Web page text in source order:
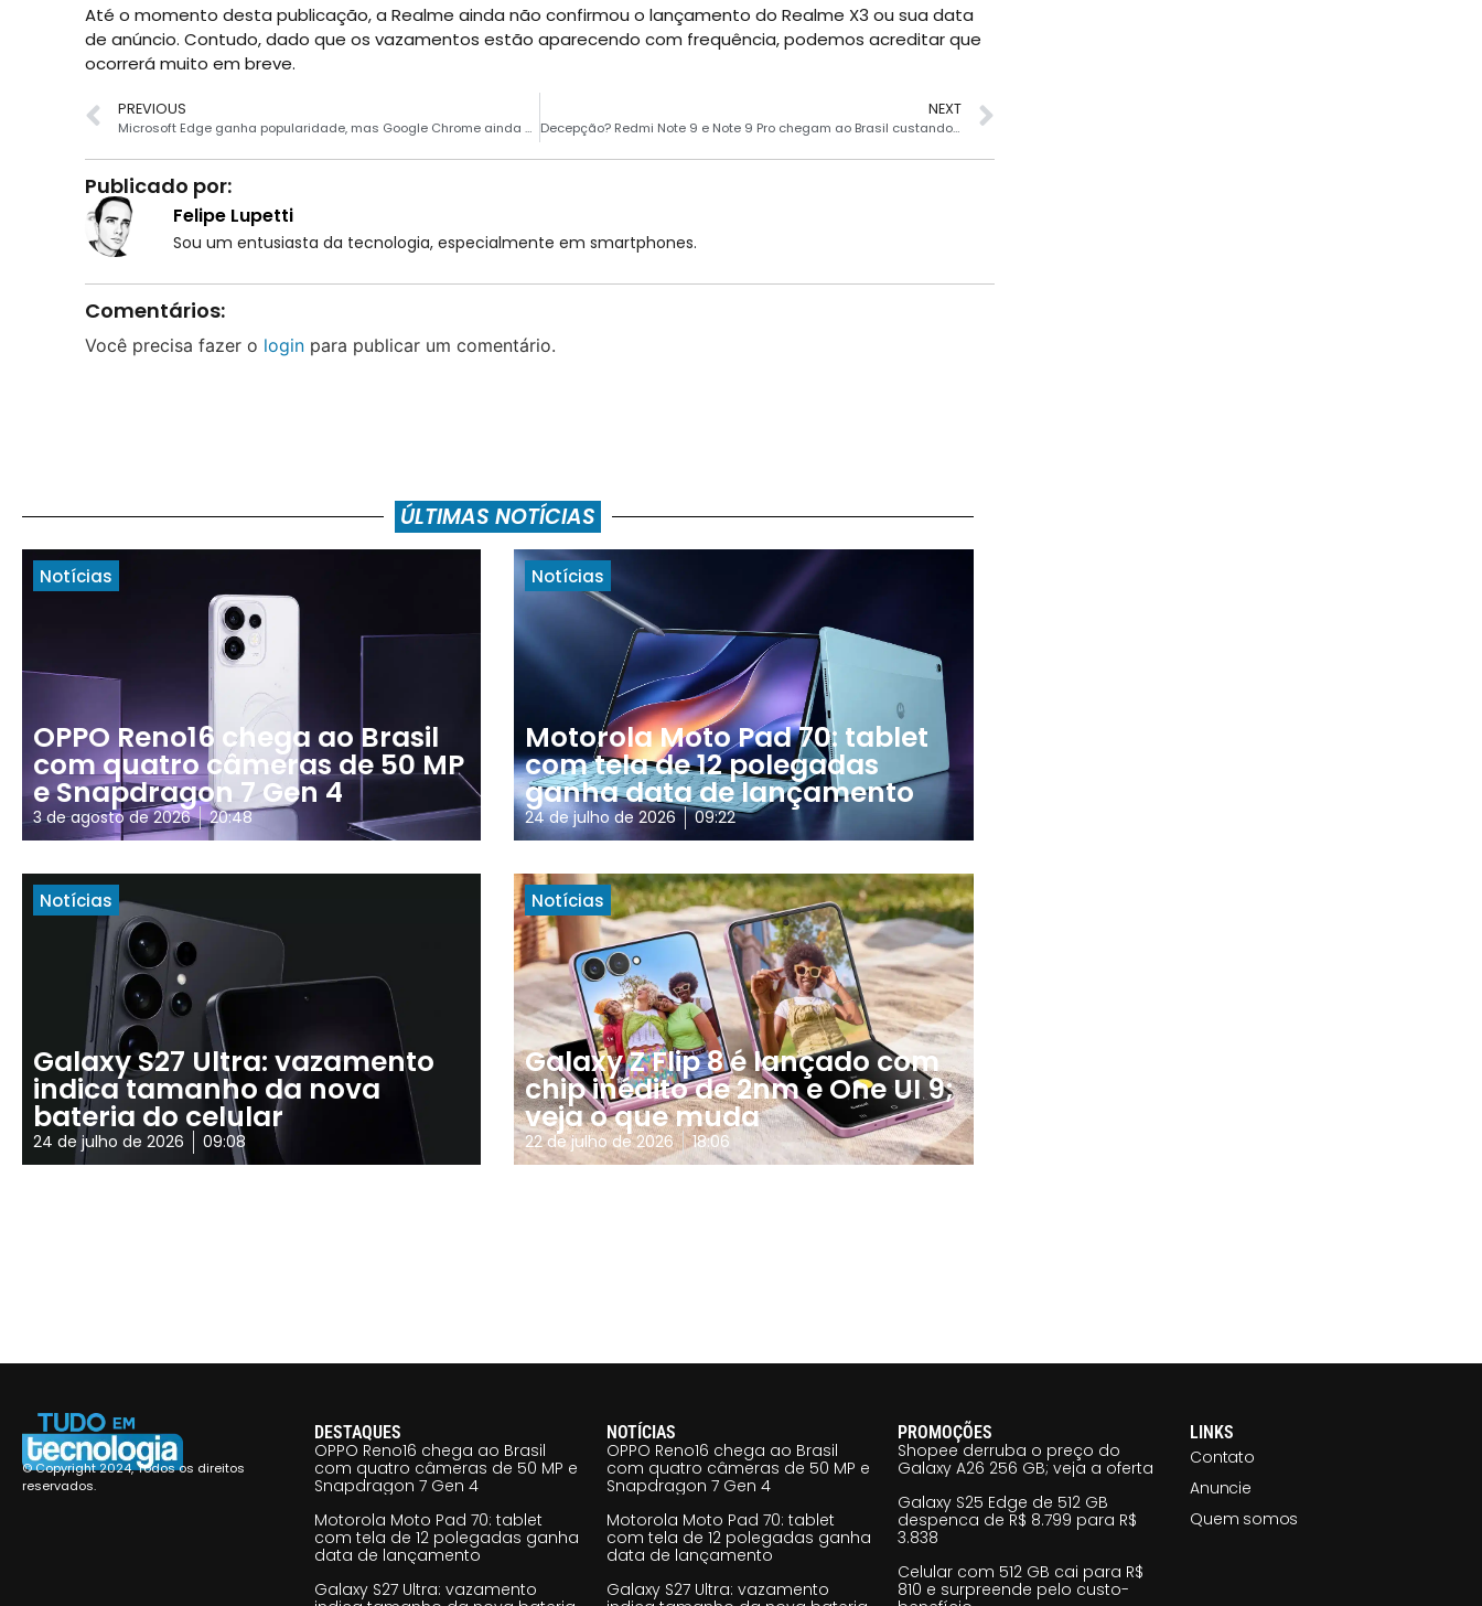
Até o momento desta publicação, a Realme ainda não confirmou o lançamento do Realme X3 ou sua data
de anúncio. Contudo, dado que os vazamentos estão aparecendo com frequência, podemos acreditar que
ocorrerá muito em breve.
PREVIOUS
Microsoft Edge ganha popularidade, mas Google Chrome ainda é o mais usado
NEXT
Decepção? Redmi Note 9 e Note 9 Pro chegam ao Brasil custando até R$ 4.199
Publicado por:
Felipe Lupetti
Sou um entusiasta da tecnologia, especialmente em smartphones.
Comentários:
Você precisa fazer o loginpara publicar um comentário.
ÚLTIMAS NOTÍCIAS
Notícias
OPPO Reno16 chega ao Brasil
com quatro câmeras de 50 MP
e Snapdragon 7 Gen 4
3 de agosto de 2026 20:48
Notícias
Motorola Moto Pad 70: tablet
com tela de 12 polegadas
ganha data de lançamento
24 de julho de 2026 09:22
Notícias
Galaxy S27 Ultra: vazamento
indica tamanho da nova
bateria do celular
24 de julho de 2026 09:08
Notícias
Galaxy Z Flip 8 é lançado com
chip inédito de 2nm e One UI 9;
veja o que muda
22 de julho de 2026 18:06
© Copyright 2024, Todos os direitos
reservados.
DESTAQUES
OPPO Reno16 chega ao Brasil
com quatro câmeras de 50 MP e
Snapdragon 7 Gen 4
Motorola Moto Pad 70: tablet
com tela de 12 polegadas ganha
data de lançamento
Galaxy S27 Ultra: vazamento
NOTÍCIAS
OPPO Reno16 chega ao Brasil
com quatro câmeras de 50 MP e
Snapdragon 7 Gen 4
Motorola Moto Pad 70: tablet
com tela de 12 polegadas ganha
data de lançamento
Galaxy S27 Ultra: vazamento
PROMOÇÕES
Shopee derruba o preço do
Galaxy A26 256 GB; veja a oferta
Galaxy S25 Edge de 512 GB
despenca de R$ 8.799 para R$
3.838
Celular com 512 GB cai para R$
810 e surpreende pelo custo-
LINKS
Contato
Anuncie
Quem somos